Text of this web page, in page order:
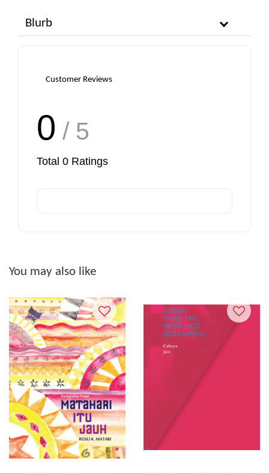
Blurb
Customer Reviews
0 / 5
Total 0 Ratings
You may also like